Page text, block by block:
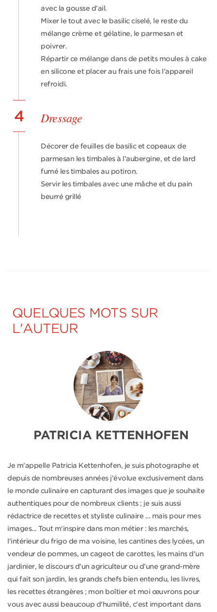
avec la gousse d’ail.
Mixer le tout avec le basilic ciselé, le reste du
mélange crème et gélatine, le parmesan et
poivrer.
Répartir ce mélange dans de petits moules à cake
en silicone et placer au frais une fois l’appareil
refroidi.
4 Dressage
Décorer de feuilles de basilic et copeaux de
parmesan les timbales à l’aubergine, et de lard
fumé les timbales au potiron.
Servir les timbales avec une mâche et du pain
beurré grillé
QUELQUES MOTS SUR
L'AUTEUR
PATRICIA KETTENHOFEN
Je m'appelle Patricia Kettenhofen, je suis photographe et
depuis de nombreuses années j'évolue exclusivement dans
le monde culinaire en capturant des images que je souhaite
authentiques pour de nombreux clients ; je suis aussi
rédactrice de recettes et styliste culinaire ... mais pour mes
images... Tout m'inspire dans mon métier : les marchés,
l'intérieur du frigo de ma voisine, les cantines des lycées, un
vendeur de pommes, un cageot de carottes, les mains d'un
jardinier, le discours d'un agriculteur ou d’une grand-mère
qui fait son jardin, les grands chefs bien entendu, les livres,
les recettes étrangères ; mon boîtier et moi œuvrons pour
vous avec aussi beaucoup d'humilité, c'est important dans